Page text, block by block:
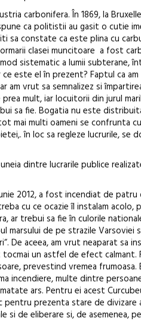
carbonifera. În 1869, la
ca politistii au gasit o cutie
sa constate ca este plina cu
clasei muncitoare a fost
sistematic a lumii subterane,
este el în prezent? Faptul ca
vrut sa semnalizez si
mult, iar locuitorii din jurul
sa fie. Bogatia nu este
mai multi oameni se confrunta
în loc sa regleze lucrurile, se
dintre lucrarile publice
2012, a fost incendiat de
cu ce ocazie îl instalam
trebui sa fie în culorile
marsului de pe strazile
aceea, am vrut neaparat sa
un astfel de efect
prevestind vremea
incendiere, multe dintre
ars. Pentru ei acest
prezenta stare de
si de eliberare si, de asemenea,